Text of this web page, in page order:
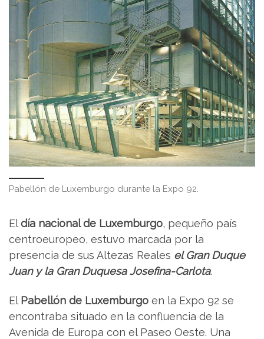
Pabellón de Luxemburgo durante la Expo 92.
Eldía nacional de Luxemburgo, pequeño país
centroeuropeo, estuvo marcada por la
presencia de sus Altezas Reales el Gran Duque
Juan y la Gran Duquesa Josefina-Carlota.
El Pabellón de Luxemburgo en la Expo 92 se
encontraba situado en la confluencia de la
Avenida de Europa con el Paseo Oeste. Una